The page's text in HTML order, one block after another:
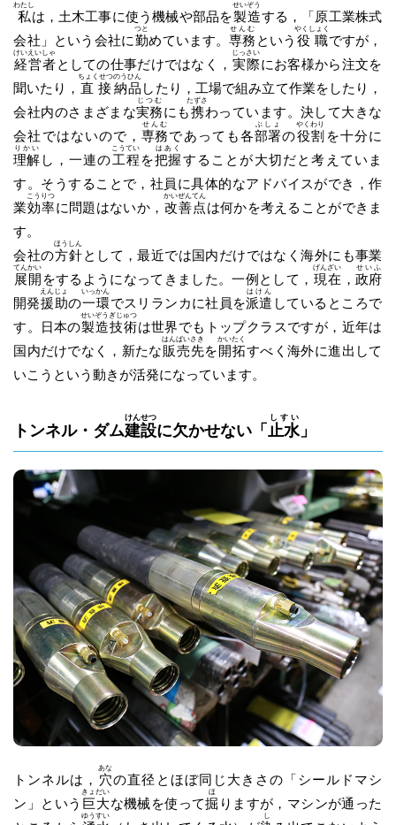
私
わたし
は，土木工事に使う機械や部品を製造
せいぞう
する，「原工業株式
会社」という会社に勤
つと
めています。専務
せんむ
という 役職
やくしょく
ですが，
経営者
けいえいしゃ
としての仕事だけではなく， 実際
じっさい
にお客様から注文を
聞いたり， 直接
ちょくせつ
納品
のうひん
したり，工場で組み立て作業をしたり，
会社内のさまざまな実務
じつむ
にも携
たずさ
わっています。決して大きな
会社ではないので，専務
せんむ
であっても各部署
ぶしょ
の役割
やくわり
を十分に
理解
りかい
し，一連の工程
こうてい
を把握
はあく
することが大切だと考えていま
す。そうすることで，社員に具体的なアドバイスができ，作
業効率
こうりつ
に問題はないか， 改善点
かいぜんてん
は何かを考えることができま
す。
会社の方針
ほうしん
として，最近では国内だけではなく海外にも事業
展開
てんかい
をするようになってきました。一例として， 現在
げんざい
，政府
せいふ
開発援助
えんじょ
の一環
いっかん
でスリランカに社員を派遣
はけん
しているところで
す。日本の製造
せいぞう
技術
ぎじゅつ
は世界でもトップクラスですが，近年は
国内だけでなく，新たな販売先
はんばいさき
を開拓
かいたく
すべく海外に進出して
いこうという動きが活発になっています。
トンネル・ダム建設
けんせつ
に欠かせない「止水
しすい
」
トンネルは， 穴
あな
の直径とほぼ同じ大きさの「シールドマシ
ン」という 巨大
きょだい
な機械を使って掘
ほ
りますが，マシンが通った
ゆうすい し